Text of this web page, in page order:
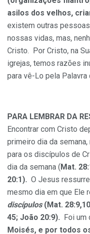
asilos dos velhos,
existem outras
nossas vidas, mas,
Cristo. Por Cristo, na
igrejas, temos razões
para vê-Lo pela Palavra
PARA LEMBRAR DA
Encontrar com Cristo
primeiro dia da
para os discípulos de
dia da semana (Mat.
20:1). O Jesus
mesmo dia em que Ele
discípulos (Mat.
45; João 20:9). Foi um
Moisés, e por todos